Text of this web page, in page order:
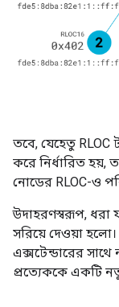
তবে, যেহেতু
করে নির্ধারিত হয়,
নোডের RLOC-ও
উদাহরণস্বরূপ, ধরা
সরিয়ে দেওয়া
এক্সটেন্ডারের
প্রত্যেককে একটি